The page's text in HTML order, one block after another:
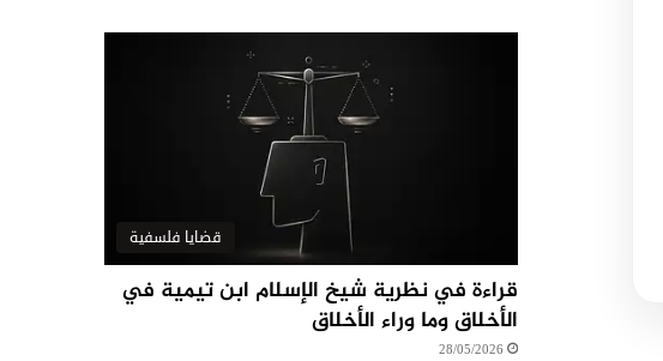
قضايا فلسفية
قراءة في نظرية شيخ الإسلام ابن تيمية في
الأخلاق وما وراء الأخلاق
28/05/2026